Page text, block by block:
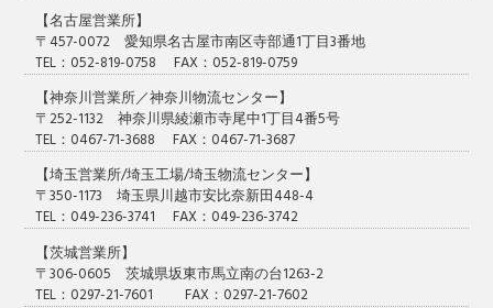
【名古屋営業所】
〒457-0072 愛知県名古屋市南区寺部通1丁目3番地
TEL：052-819-0758 FAX：052-819-0759
【神奈川営業所／神奈川物流センター】
〒252-1132 神奈川県綾瀬市寺尾中1丁目4番5号
TEL：0467-71-3688 FAX：0467-71-3687
【埼玉営業所/埼玉工場/埼玉物流センター】
〒350-1173 埼玉県川越市安比奈新田448-4
TEL：049-236-3741 FAX：049-236-3742
【茨城営業所】
〒306-0605 茨城県坂東市馬立南の台1263-2
TEL：0297-21-7601 FAX：0297-21-7602